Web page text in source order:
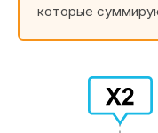
которые